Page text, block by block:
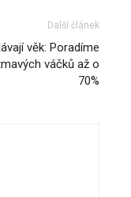
Další článek
věk: Poradíme
váčků až o
70%